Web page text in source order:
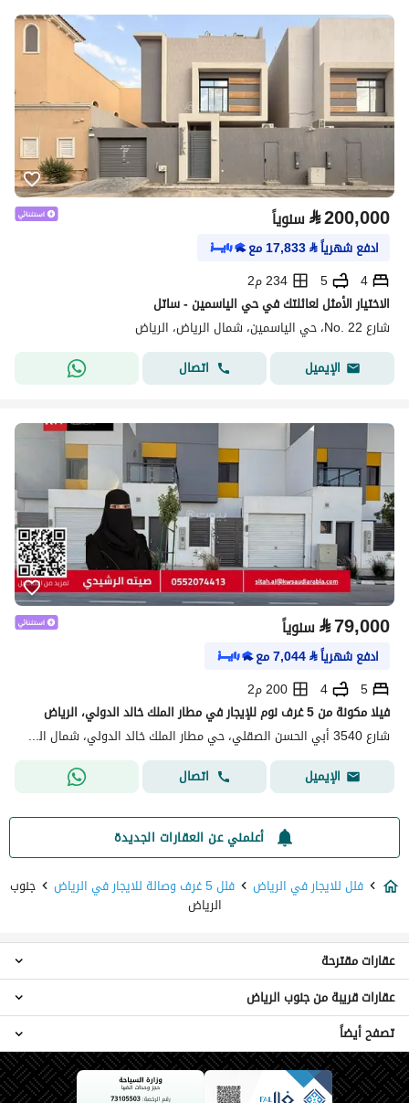
⃁200,000 سنوياً
ادفع شهرياً⃁
17,833مع
4
5
234 م2
الاختيار الأمثل لعائلتك في حي الياسمين - ساتل
شارع No. 22، حي الياسمين، شمال الرياض، الرياض
الإيميل
اتصال
⃁79,000 سنوياً
ادفع شهرياً⃁
7,044مع
5
4
200 م2
فيلا مكونة من 5 غرف نوم للإيجار في مطار الملك خالد الدولي، الرياض
شارع 3540 أبي الحسن الصقلي، حي مطار الملك خالد الدولي، شمال الرياض، الرياض
الإيميل
اتصال
أعلمني عن العقارات الجديدة
فلل للايجار في الرياض
فلل 5 غرف وصالة للايجار في الرياض جنوب
الرياض
فلل 2 غرفة نوم للايجار في جنوب الرياض
فلل 3 غرف نوم للايجار في جنوب الرياض
فلل 4 غرف نوم للايجار في جنوب الرياض
فلل 6 غرف نوم للايجار في جنوب الرياض
فلل 7 غرف نوم للايجار في جنوب الرياض
عقارات مقترحة
فلل 5 غرف نوم وسط الرياض
فلل 5 غرف نوم غرب الرياض
فلل 5 غرف نوم حي الخزامى
عقارات قريبة من جنوب الرياض
فلل للايجار الشهري في جنوب الرياض
عقارات للايجار في الرياض
تصفح أيضاً